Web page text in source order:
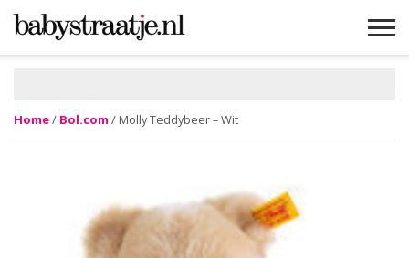
Home/ Bol.com / Molly Teddybeer – Wit